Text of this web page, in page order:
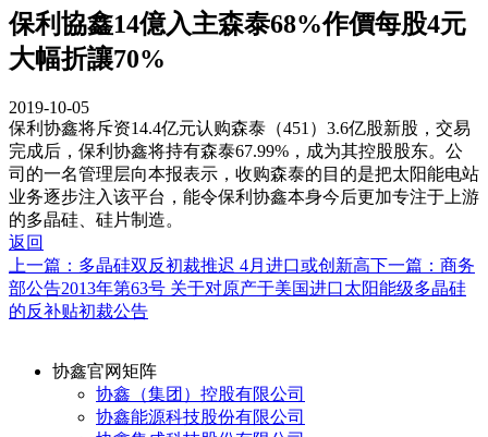
保利協鑫14億入主森泰68%作價每股4元
大幅折讓70%
2019-10-05
保利协鑫将斥资14.4亿元认购森泰（451）3.6亿股新股，交易
完成后，保利协鑫将持有森泰67.99%，成为其控股股东。公
司的一名管理层向本报表示，收购森泰的目的是把太阳能电站
业务逐步注入该平台，能令保利协鑫本身今后更加专注于上游
的多晶硅、硅片制造。
返回
上一篇：多晶硅双反初裁推迟 4月进口或创新高下一篇：商务
部公告2013年第63号 关于对原产于美国进口太阳能级多晶硅
的反补贴初裁公告
协鑫官网矩阵
协鑫（集团）控股有限公司
协鑫能源科技股份有限公司